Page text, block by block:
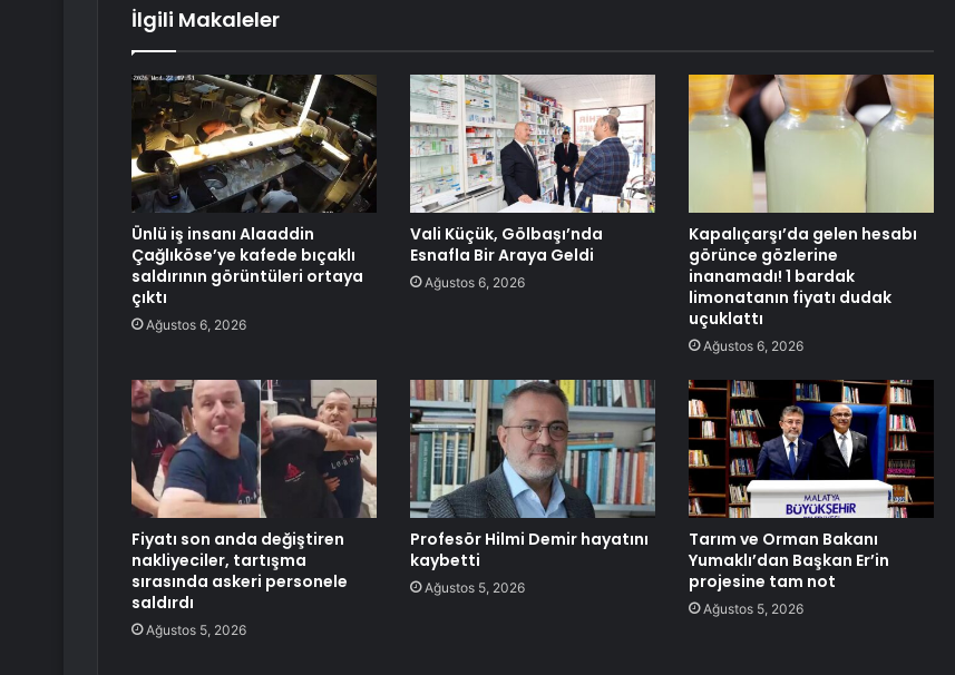
İlgili Makaleler
Ünlü iş insanı Alaaddin
Çağlıköse’ye kafede bıçaklı
saldırının görüntüleri ortaya
çıktı
Ağustos 6, 2026
Vali Küçük, Gölbaşı’nda
Esnafla Bir Araya Geldi
Ağustos 6, 2026
Kapalıçarşı’da gelen hesabı
görünce gözlerine
inanamadı! 1 bardak
limonatanın fiyatı dudak
uçuklattı
Ağustos 6, 2026
Fiyatı son anda değiştiren
nakliyeciler, tartışma
sırasında askeri personele
saldırdı
Ağustos 5, 2026
Profesör Hilmi Demir hayatını
kaybetti
Ağustos 5, 2026
Tarım ve Orman Bakanı
Yumaklı’dan Başkan Er’in
projesine tam not
Ağustos 5, 2026